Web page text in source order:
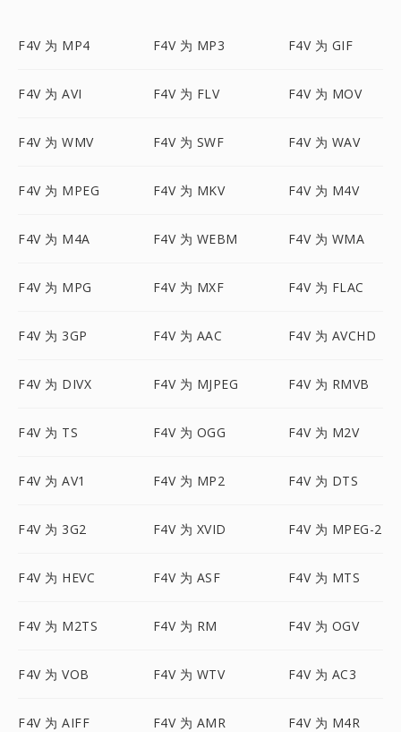
F4V 为 MP4 F4V 为 MP3 F4V 为 GIF
F4V 为 AVI F4V 为 FLV F4V 为 MOV
F4V 为 WMV F4V 为 SWF F4V 为 WAV
F4V 为 MPEG F4V 为 MKV F4V 为 M4V
F4V 为 M4A F4V 为 WEBM F4V 为 WMA
F4V 为 MPG F4V 为 MXF F4V 为 FLAC
F4V 为 3GP F4V 为 AAC F4V 为 AVCHD
F4V 为 DIVX F4V 为 MJPEG F4V 为 RMVB
F4V 为 TS F4V 为 OGG F4V 为 M2V
F4V 为 AV1 F4V 为 MP2 F4V 为 DTS
F4V 为 3G2 F4V 为 XVID F4V 为 MPEG-2
F4V 为 HEVC F4V 为 ASF F4V 为 MTS
F4V 为 M2TS F4V 为 RM F4V 为 OGV
F4V 为 VOB F4V 为 WTV F4V 为 AC3
F4V 为 AIFF F4V 为 AMR F4V 为 M4R